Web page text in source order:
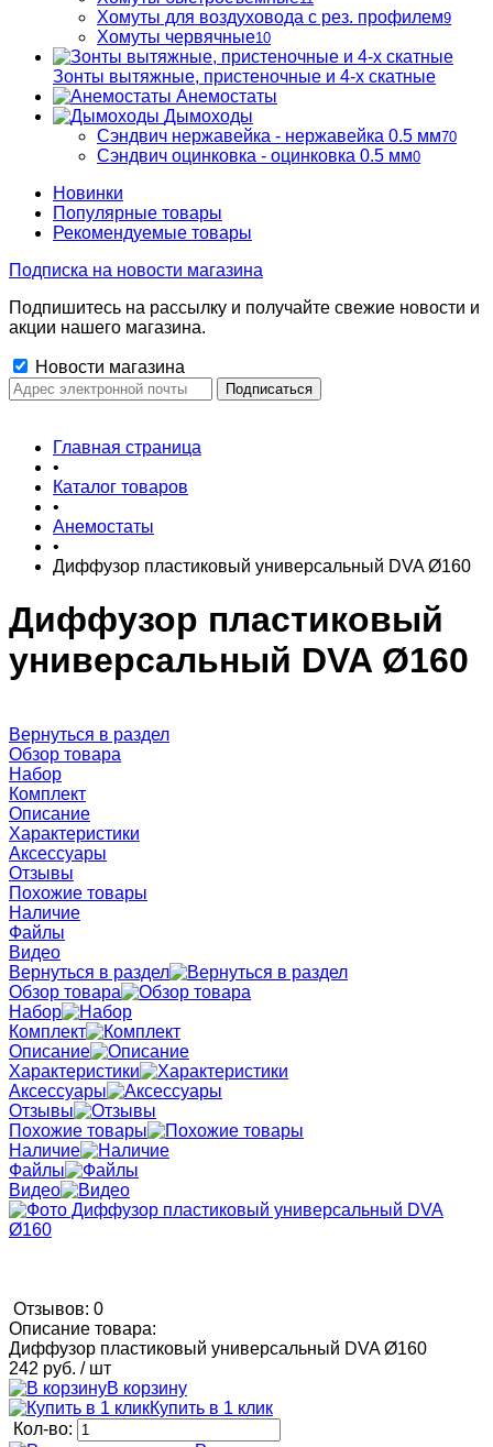
Хомуты для воздуховода с рез. профилем9
Хомуты червячные10
Зонты вытяжные, пристеночные и 4-х скатные
Анемостаты
Дымоходы
Сэндвич нержавейка - нержавейка 0.5 мм70
Сэндвич оцинковка - оцинковка 0.5 мм0
Новинки
Популярные товары
Рекомендуемые товары
Подписка на новости магазина
Подпишитесь на рассылку и получайте свежие новости и
акции нашего магазина.
Новости магазина
Главная страница
•
Каталог товаров
•
Анемостаты
•
Диффузор пластиковый универсальный DVA Ø160
Диффузор пластиковый
универсальный DVA Ø160
Вернуться в раздел
Обзор товара
Набор
Комплект
Описание
Характеристики
Аксессуары
Отзывы
Похожие товары
Наличие
Файлы
Видео
Вернуться в раздел
Обзор товара
Набор
Комплект
Описание
Характеристики
Аксессуары
Отзывы
Похожие товары
Наличие
Файлы
Видео
Отзывов: 0
Описание товара:
Диффузор пластиковый универсальный DVA Ø160
242 руб. / шт
В корзину
Купить в 1 клик
Кол-во: